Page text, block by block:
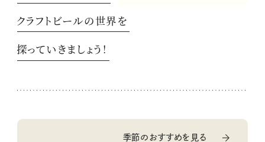
クラフトビールの世界を
探っていきましょう！
季節のおすすめを見る